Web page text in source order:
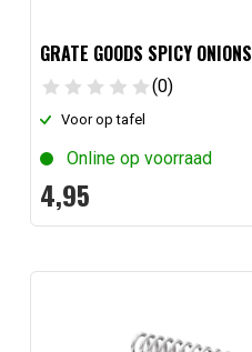
GRATE GOODS SPICY ONIONS
(0)
Voor op tafel
Online op voorraad
4,95